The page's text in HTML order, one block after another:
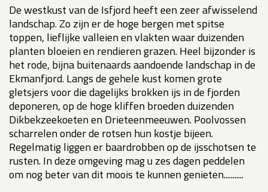
De westkust van de Isfjord heeft een zeer afwisselend
landschap. Zo zijn er de hoge bergen met spitse
toppen, lieflijke valleien en vlakten waar duizenden
planten bloeien en rendieren grazen. Heel bijzonder is
het rode, bijna buitenaards aandoende landschap in de
Ekmanfjord. Langs de gehele kust komen grote
gletsjers voor die dagelijks brokken ijs in de fjorden
deponeren, op de hoge kliffen broeden duizenden
Dikbekzeekoeten en Drieteenmeeuwen. Poolvossen
scharrelen onder de rotsen hun kostje bijeen.
Regelmatig liggen er baardrobben op de ijsschotsen te
rusten. In deze omgeving mag u zes dagen peddelen
om nog beter van dit moois te kunnen genieten...........